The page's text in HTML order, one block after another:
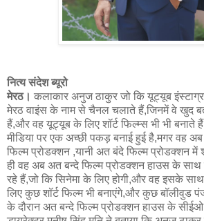
नित्य संदेश ब्यूरो
मेरठ। कलाकार अनुज ठाकुर जो कि यूट्यूब
मेरठ वाइंस के नाम से चैनल चलाते हैं,जिनमें वे खुद
हैं,और वह यूट्यूब के लिए शॉर्ट फिल्म्स भी भी बनाते
मीडिया पर एक अच्छी पकड़ बनाई हुई है,मगर वह
फिल्म प्रोडक्शन ,यानी अत बंदे फिल्म प्रोडक्शन में
ही वह अब अत बन्दे फिल्म प्रोडक्शन हाउस के साथ
रहे हैं,जो कि सिनेमा के लिए होगी,और वह इसके
लिए कुछ शॉर्ट फिल्म भी बनाएंगे,और कुछ बॉलीवुड
के दौरान अत बन्दे फिल्म प्रोडक्शन हाउस के सीईओ